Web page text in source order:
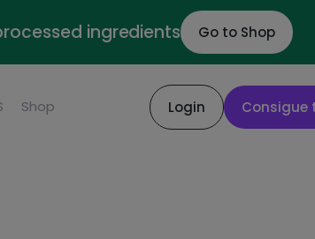
ingredients Go to Shop
Shop Login Consigue